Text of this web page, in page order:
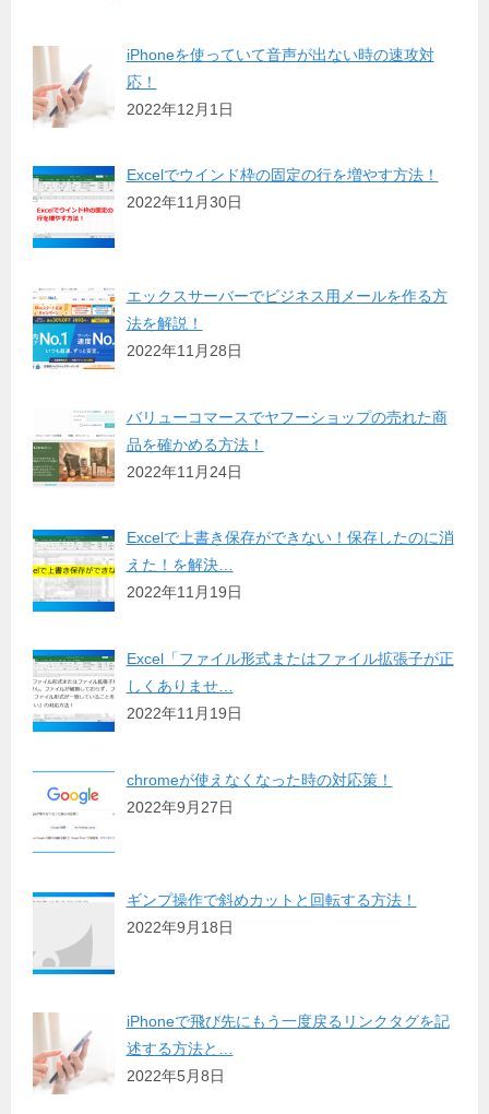
iPhoneを使っていて音声が出ない時の速攻対
応！
2022年12月1日
Excelでウインド枠の固定の行を増やす方法！
2022年11月30日
エックスサーバーでビジネス用メールを作る方
法を解説！
2022年11月28日
バリューコマースでヤフーショップの売れた商
品を確かめる方法！
2022年11月24日
Excelで上書き保存ができない！保存したのに消
えた！を解決…
2022年11月19日
Excel「ファイル形式またはファイル拡張子が正
しくありませ…
2022年11月19日
chromeが使えなくなった時の対応策！
2022年9月27日
ギンプ操作で斜めカットと回転する方法！
2022年9月18日
iPhoneで飛び先にもう一度戻るリンクタグを記
述する方法と…
2022年5月8日